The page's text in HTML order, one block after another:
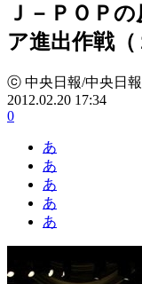
Ｊ－ＰＯＰ
ア進出作戦（
ⓒ 中央日報/中央日
2012.02.20 17:34
0
あ
あ
あ
あ
あ